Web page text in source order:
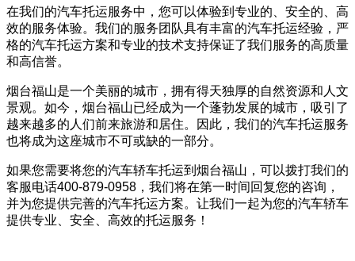
在我们的汽车托运服务中，您可以体验到专业的、安全的、高
效的服务体验。我们的服务团队具有丰富的汽车托运经验，严
格的汽车托运方案和专业的技术支持保证了我们服务的高质量
和高信誉。
烟台福山是一个美丽的城市，拥有得天独厚的自然资源和人文
景观。如今，烟台福山已经成为一个蓬勃发展的城市，吸引了
越来越多的人们前来旅游和居住。因此，我们的汽车托运服务
也将成为这座城市不可或缺的一部分。
如果您需要将您的汽车轿车托运到烟台福山，可以拨打我们的
客服电话400-879-0958，我们将在第一时间回复您的咨询，
并为您提供完善的汽车托运方案。让我们一起为您的汽车轿车
提供专业、安全、高效的托运服务！